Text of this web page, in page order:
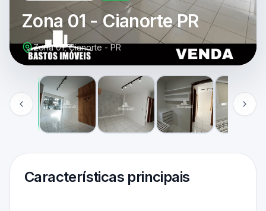
Zona 01 - Cianorte PR
Zona 01, Cianorte - PR
Características principais